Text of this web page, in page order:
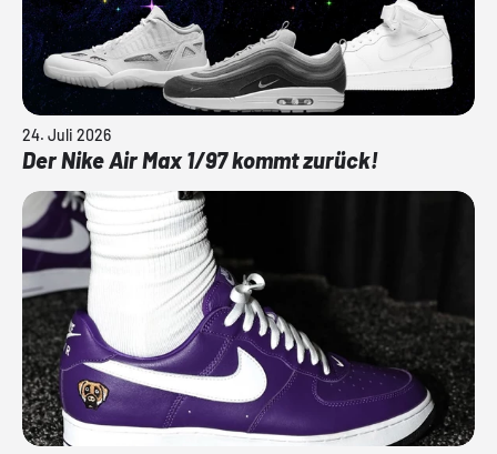
24. Juli 2026
Der Nike Air Max 1/97 kommt zurück!